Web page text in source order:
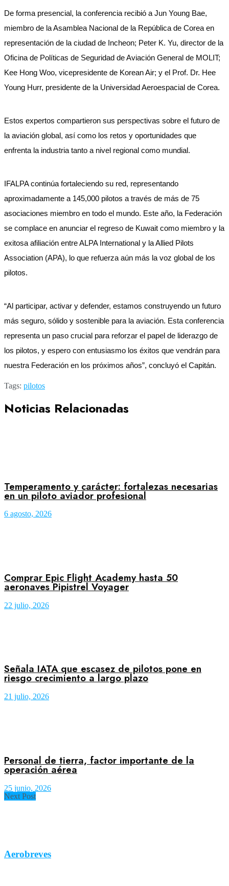
De forma presencial, la conferencia recibió a Jun Young Bae,
miembro de la Asamblea Nacional de la República de Corea en
representación de la ciudad de Incheon; Peter K. Yu, director de la
Oficina de Políticas de Seguridad de Aviación General de MOLIT;
Kee Hong Woo, vicepresidente de Korean Air; y el Prof. Dr. Hee
Young Hurr, presidente de la Universidad Aeroespacial de Corea.
Estos expertos compartieron sus perspectivas sobre el futuro de
la aviación global, así como los retos y oportunidades que
enfrenta la industria tanto a nivel regional como mundial.
IFALPA continúa fortaleciendo su red, representando
aproximadamente a 145,000 pilotos a través de más de 75
asociaciones miembro en todo el mundo. Este año, la Federación
se complace en anunciar el regreso de Kuwait como miembro y la
exitosa afiliación entre ALPA International y la Allied Pilots
Association (APA), lo que refuerza aún más la voz global de los
pilotos.
“Al participar, activar y defender, estamos construyendo un futuro
más seguro, sólido y sostenible para la aviación. Esta conferencia
representa un paso crucial para reforzar el papel de liderazgo de
los pilotos, y espero con entusiasmo los éxitos que vendrán para
nuestra Federación en los próximos años”, concluyó el Capitán.
Tags: pilotos
Noticias Relacionadas
Temperamento y carácter: fortalezas necesarias
en un piloto aviador profesional
6 agosto, 2026
Comprar Epic Flight Academy hasta 50
aeronaves Pipistrel Voyager
22 julio, 2026
Señala IATA que escasez de pilotos pone en
riesgo crecimiento a largo plazo
21 julio, 2026
Personal de tierra, factor importante de la
operación aérea
25 junio, 2026
Next Post
Aerobreves